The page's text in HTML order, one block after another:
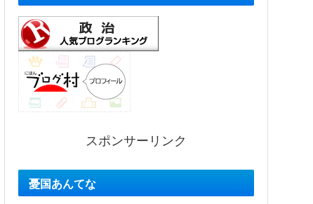
スポンサーリンク
憂国あんてな